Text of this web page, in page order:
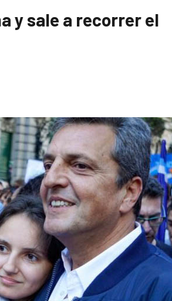
y sale a recorrer el